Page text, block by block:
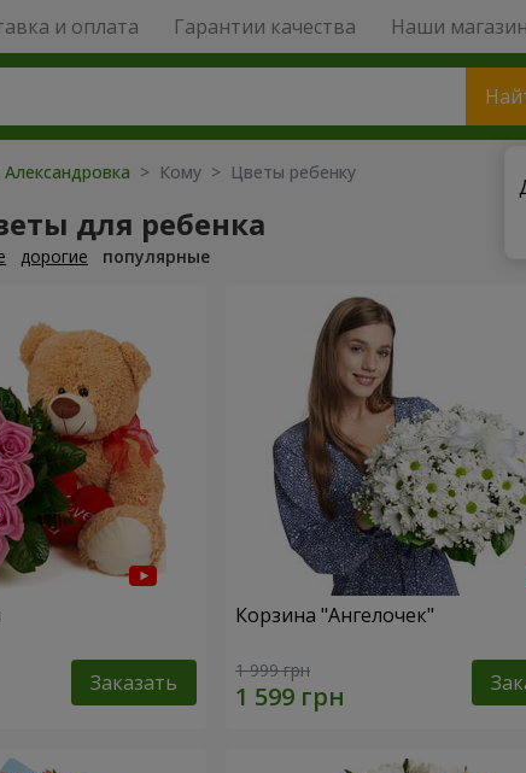
и оплата Гарантии качества Наши
> Кому > Цветы ребенку
для ребенка
дорогие популярные
Заказать
Корзина "Ангелочек"
1 999 грн